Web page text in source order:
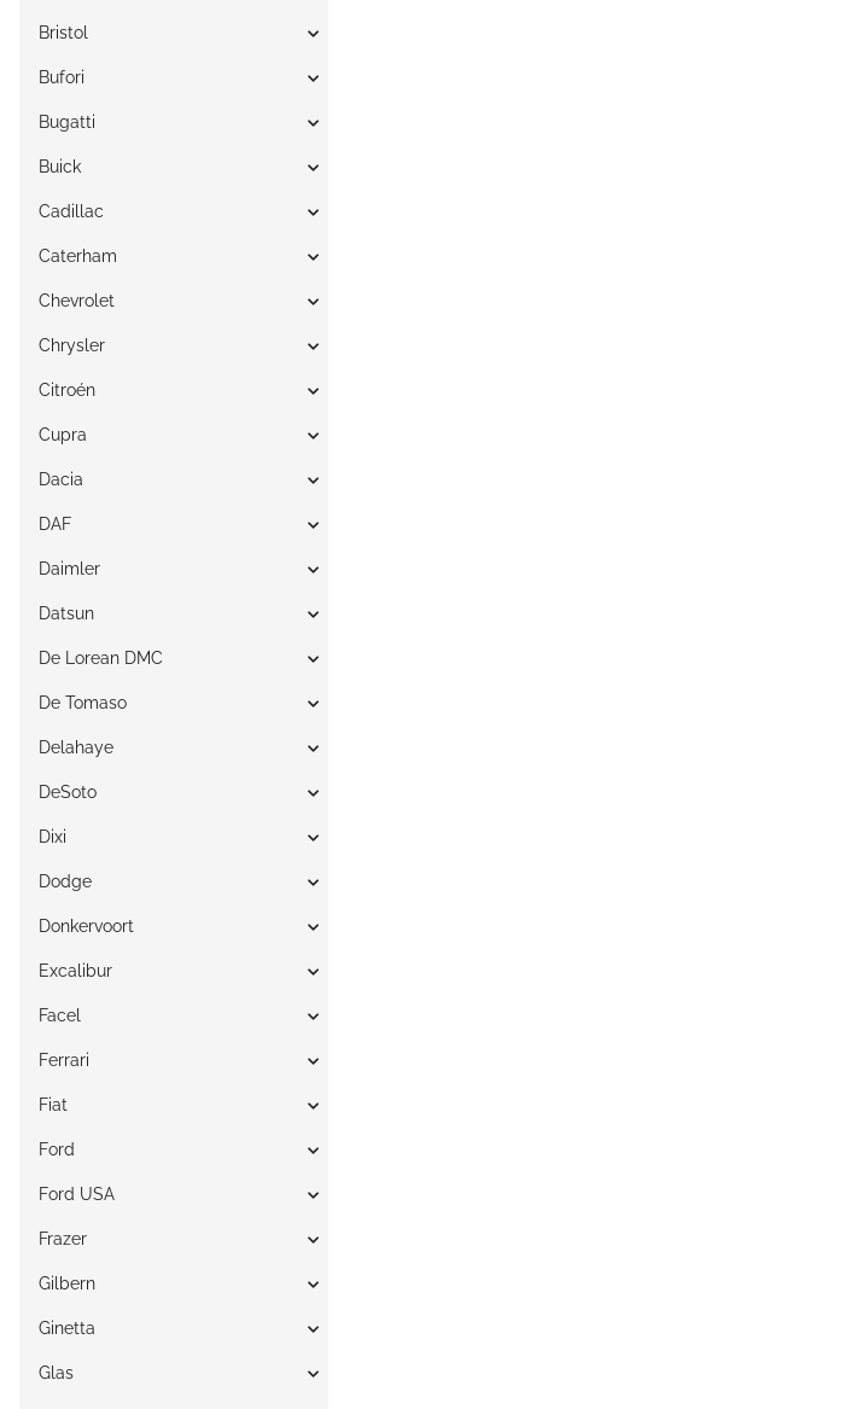
Bristol
Bufori
Bugatti
Buick
Cadillac
Caterham
Chevrolet
Chrysler
Citroén
Cupra
Dacia
DAF
Daimler
Datsun
De Lorean DMC
De Tomaso
Delahaye
DeSoto
Dixi
Dodge
Donkervoort
Excalibur
Facel
Ferrari
Fiat
Ford
Ford USA
Frazer
Gilbern
Ginetta
Glas